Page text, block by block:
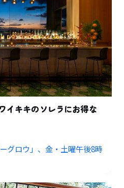
イキキのソレラにお得な
グロウ」、金・土曜午後8時